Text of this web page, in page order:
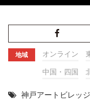
地域 オンライン
中国・四国
神戸アートビレッ